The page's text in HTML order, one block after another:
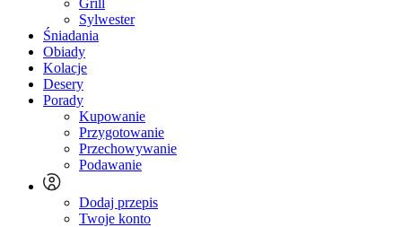
Grill
Sylwester
Śniadania
Obiady
Kolacje
Desery
Porady
Kupowanie
Przygotowanie
Przechowywanie
Podawanie
Dodaj przepis
Twoje konto